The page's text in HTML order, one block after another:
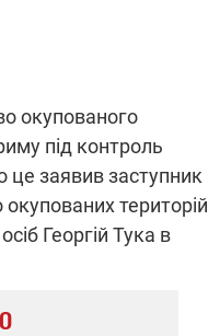
окупованого
під контроль
це заявив заступник
територій
Георгій Тука в